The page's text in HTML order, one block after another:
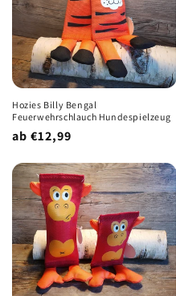
Hozies Billy Bengal
Feuerwehrschlauch Hundespielzeug
Normaler
ab €12,99